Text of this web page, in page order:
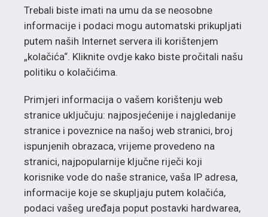
Trebali biste imati na umu da se neosobne
informacije i podaci mogu automatski prikupljati
putem naših Internet servera ili korištenjem
„kolačića“. Kliknite ovdje kako biste pročitali našu
politiku o kolačićima.
Primjeri informacija o vašem korištenju web
stranice uključuju: najposjećenije i najgledanije
stranice i poveznice na našoj web stranici, broj
ispunjenih obrazaca, vrijeme provedeno na
stranici, najpopularnije ključne riječi koji
korisnike vode do naše stranice, vaša IP adresa,
informacije koje se skupljaju putem kolačića,
podaci vašeg uređaja poput postavki hardwarea,